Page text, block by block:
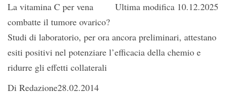
Ultima modifica 10.12.2025
La vitamina C per vena
combatte il tumore ovarico?
Studi di laboratorio, per ora ancora preliminari, attestano
esiti positivi nel potenziare l’efficacia della chemio e
ridurre gli effetti collaterali
Di Redazione28.02.2014